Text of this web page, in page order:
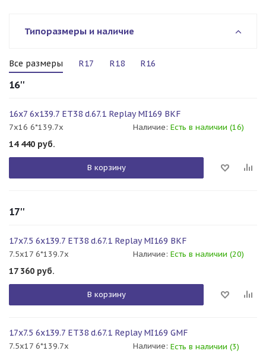
Типоразмеры и наличие
Все размеры R17 R18 R16
16''
16x7 6x139.7 ET38 d.67.1 Replay MI169 BKF
7x16 6*139.7x Наличие: Есть в наличии (16)
14 440 руб.
В корзину
17''
17x7.5 6x139.7 ET38 d.67.1 Replay MI169 BKF
7.5x17 6*139.7x Наличие: Есть в наличии (20)
17 360 руб.
В корзину
17x7.5 6x139.7 ET38 d.67.1 Replay MI169 GMF
7.5x17 6*139.7x Наличие: Есть в наличии (3)